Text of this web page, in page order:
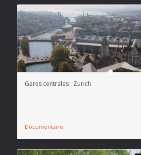
Gares centrales : Zurich
Documentaire